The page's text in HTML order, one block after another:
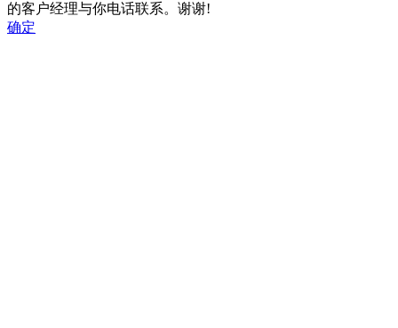
的客户经理与你电话联系。谢谢!
确定